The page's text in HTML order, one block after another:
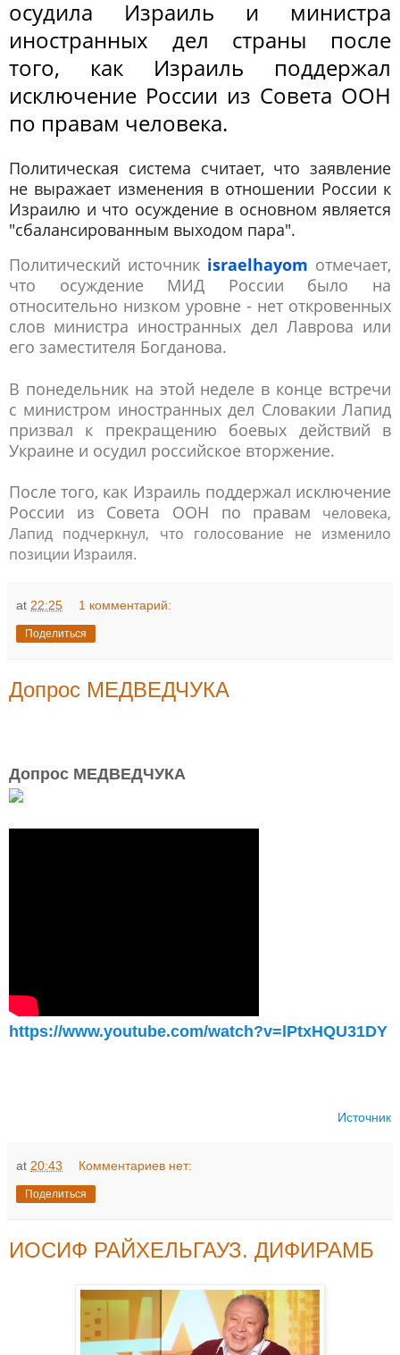
осудила Израиль и министра
иностранных дел страны после
того, как Израиль поддержал
исключение России из Совета ООН
по правам человека.
Политическая система считает, что заявление
не выражает изменения в отношении России к
Израилю и что осуждение в основном является
"сбалансированным выходом пара".
Политический источник israelhayom отмечает,
что осуждение МИД России было на
относительно низком уровне - нет откровенных
слов министра иностранных дел Лаврова или
его заместителя Богданова.
В понедельник на этой неделе в конце встречи
с министром иностранных дел Словакии Лапид
призвал к прекращению боевых действий в
Украине и осудил российское вторжение.
После того, как Израиль поддержал исключение
России из Совета ООН по правам человека,
Лапид подчеркнул, что голосование не изменило
позиции Израиля.
at 22:25 1 комментарий:
Поделиться
Допрос МЕДВЕДЧУКА
Допрос МЕДВЕДЧУКА
https://www.youtube.com/watch?v=lPtxHQU31DY
Источник
at 20:43 Комментариев нет:
Поделиться
ИОСИФ РАЙХЕЛЬГАУЗ. ДИФИРАМБ